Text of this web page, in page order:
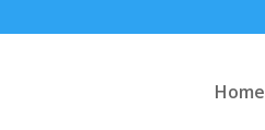
Home